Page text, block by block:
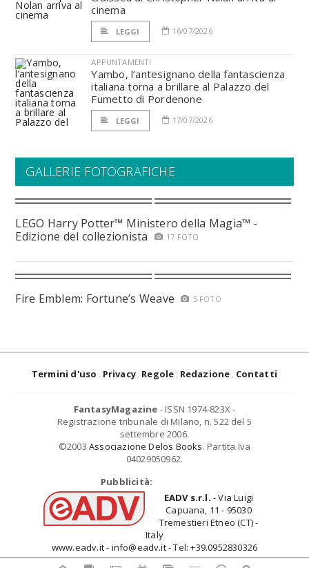
cinema
LEGGI 16/07/2026
APPUNTAMENTI
Yambo, l’antesignano della fantascienza
italiana torna a brillare al Palazzo del
Fumetto di Pordenone
LEGGI 17/07/2026
GALLERIE FOTOGRAFICHE
LEGO Harry Potter™ Ministero della Magia™ -
Edizione del collezionista
17 FOTO
Fire Emblem: Fortune’s Weave 5 FOTO
Termini d'uso Privacy Regole Redazione Contatti
FantasyMagazine - ISSN 1974-823X -
Registrazione tribunale di Milano, n. 522 del 5
settembre 2006.
©2003 Associazione Delos Books. Partita Iva
04029050962.
Pubblicità:
EADV s.r.l. - Via Luigi
Capuana, 11 - 95030
Tremestieri Etneo (CT) -
Italy
www.eadv.it - info@eadv.it - Tel: +39.0952830326